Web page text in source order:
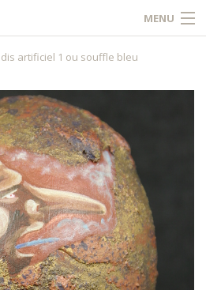
MENU
artificiel 1 ou souffle bleu